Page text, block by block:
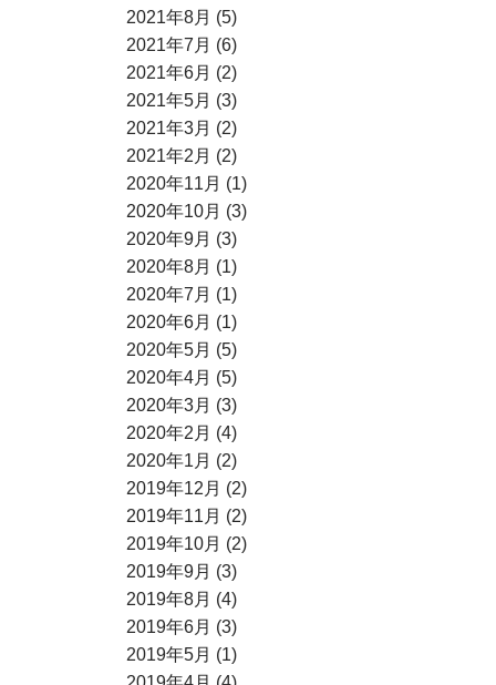
2021年8月 (5)
2021年7月 (6)
2021年6月 (2)
2021年5月 (3)
2021年3月 (2)
2021年2月 (2)
2020年11月 (1)
2020年10月 (3)
2020年9月 (3)
2020年8月 (1)
2020年7月 (1)
2020年6月 (1)
2020年5月 (5)
2020年4月 (5)
2020年3月 (3)
2020年2月 (4)
2020年1月 (2)
2019年12月 (2)
2019年11月 (2)
2019年10月 (2)
2019年9月 (3)
2019年8月 (4)
2019年6月 (3)
2019年5月 (1)